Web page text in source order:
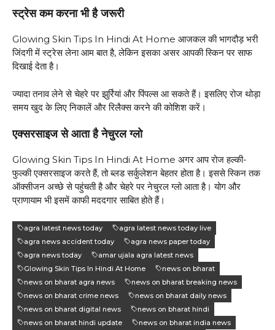
स्ट्रेस कम करना भी है जरूरी
Glowing Skin Tips In Hindi At Home आजकल की भागदौड़ भरी
जिंदगी में स्ट्रेस लेना आम बात है, लेकिन इसका असर आपकी स्किन पर साफ
दिखाई देता है।
ज्यादा तनाव लेने से चेहरे पर झुर्रियां और पिंपल्स आ सकते हैं। इसलिए रोज थोड़ा
समय खुद के लिए निकालें और रिलैक्स करने की कोशिश करें।
एक्सरसाइज से आता है नेचुरल ग्लो
Glowing Skin Tips In Hindi At Home अगर आप रोज हल्की-
फुल्की एक्सरसाइज करते हैं, तो ब्लड सर्कुलेशन बेहतर होता है। इससे स्किन तक
ऑक्सीजन अच्छे से पहुंचती है और चेहरे पर नेचुरल ग्लो आता है। योग और
प्राणायाम भी इसमें काफी मददगार साबित होते हैं।
agra latest news today
agra latest news today live
agra news accident today
agra news paper today
agra news today
amar ujala agra latest news
Glowing Skin Tips In Hindi At Home
news on bharat
news on bharat agra news
news on bharat breaking news
news on bharat crime news
news on bharat daily news
news on bharat digital news
news on bharat hindi
news on bharat hindi update
news on bharat india news